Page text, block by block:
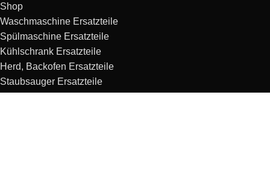
Shop
Waschmaschine Ersatzteile
Spülmaschine Ersatzteile
Kühlschrank Ersatzteile
Herd, Backofen Ersatzteile
Staubsauger Ersatzteile